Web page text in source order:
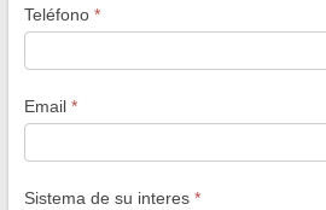
Teléfono *
Email *
Sistema de su interes *